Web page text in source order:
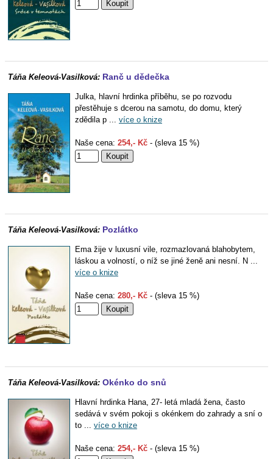
Táňa Keleová-Vasilková: Ranč u dědečka
Julka, hlavní hrdinka příběhu, se po rozvodu
přestěhuje s dcerou na samotu, do domu, který
zdědila p ... více o knize
Naše cena: 254,- Kč - (sleva 15 %)
Táňa Keleová-Vasilková: Pozlátko
Ema žije v luxusní vile, rozmazlovaná blahobytem,
láskou a volností, o níž se jiné ženě ani nesní. N ...
více o knize
Naše cena: 280,- Kč - (sleva 15 %)
Táňa Keleová-Vasilková: Okénko do snů
Hlavní hrdinka Hana, 27- letá mladá žena, často
sedává v svém pokoji s okénkem do zahrady a sní o
to ... více o knize
Naše cena: 254,- Kč - (sleva 15 %)